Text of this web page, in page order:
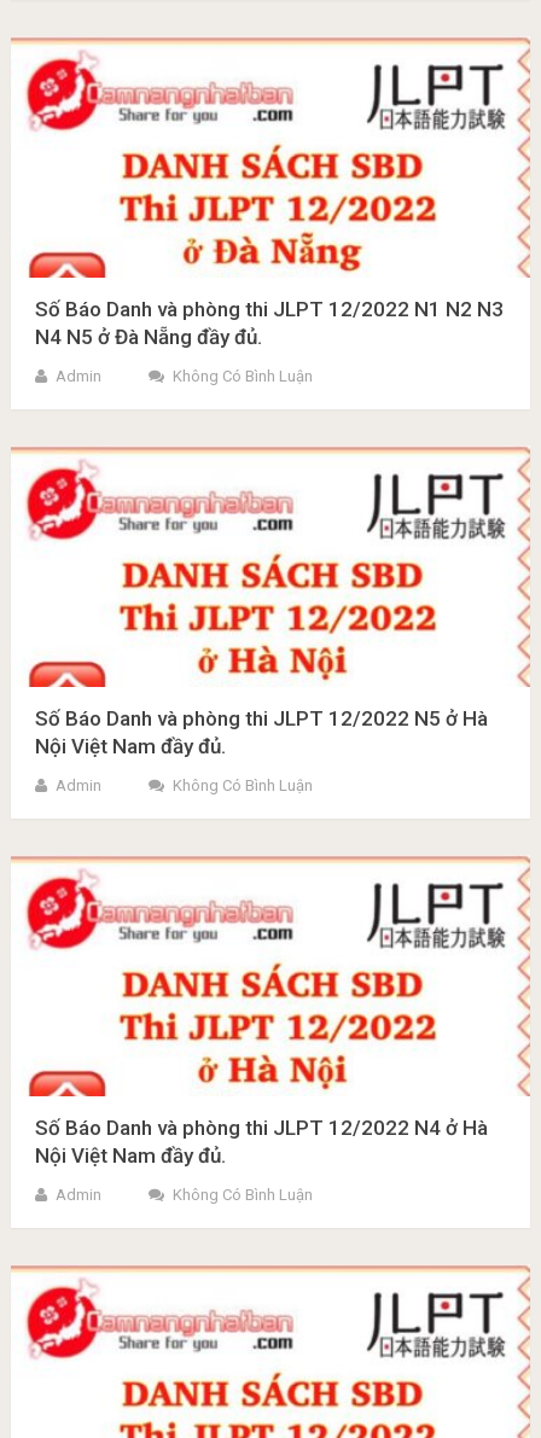
Số Báo Danh và phòng thi JLPT 12/2022 N1 N2 N3
N4 N5 ở Đà Nẵng đầy đủ.
Admin Không Có Bình Luận
Số Báo Danh và phòng thi JLPT 12/2022 N5 ở Hà
Nội Việt Nam đầy đủ.
Admin Không Có Bình Luận
Số Báo Danh và phòng thi JLPT 12/2022 N4 ở Hà
Nội Việt Nam đầy đủ.
Admin Không Có Bình Luận